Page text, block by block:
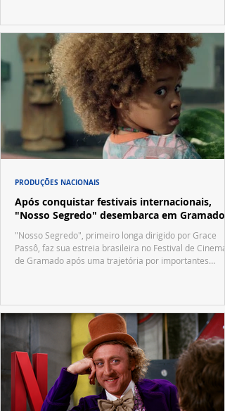
Após conquistar festivais internacionais,
"Nosso Segredo" desembarca em Gramado
"Nosso Segredo", primeiro longa dirigido por Grace
Passô, faz sua estreia brasileira no Festival de Cinema
de Gramado após uma trajetória por importantes
PRODUÇÕES NACIONAIS